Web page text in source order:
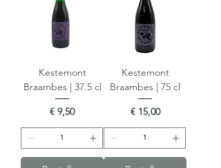
Kestemont
Braambes | 37.5 cl
Prijs
€ 9,50
Kestemont
Braambes | 75 cl
Prijs
€ 15,00